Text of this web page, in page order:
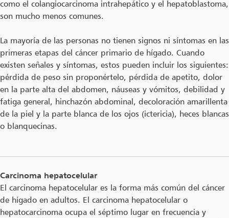
como el colangiocarcinoma intrahepático y el hepatoblastoma,
son mucho menos comunes.
La mayoría de las personas no tienen signos ni síntomas en las
primeras etapas del cáncer primario de hígado. Cuando
existen señales y síntomas, estos pueden incluir los siguientes:
pérdida de peso sin proponértelo, pérdida de apetito, dolor
en la parte alta del abdomen, náuseas y vómitos, debilidad y
fatiga general, hinchazón abdominal, decoloración amarillenta
de la piel y la parte blanca de los ojos (ictericia), heces blancas
o blanquecinas.
Carcinoma hepatocelular
El carcinoma hepatocelular es la forma más común del cáncer
de hígado en adultos. El carcinoma hepatocelular o
hepatocarcinoma ocupa el séptimo lugar en frecuencia y